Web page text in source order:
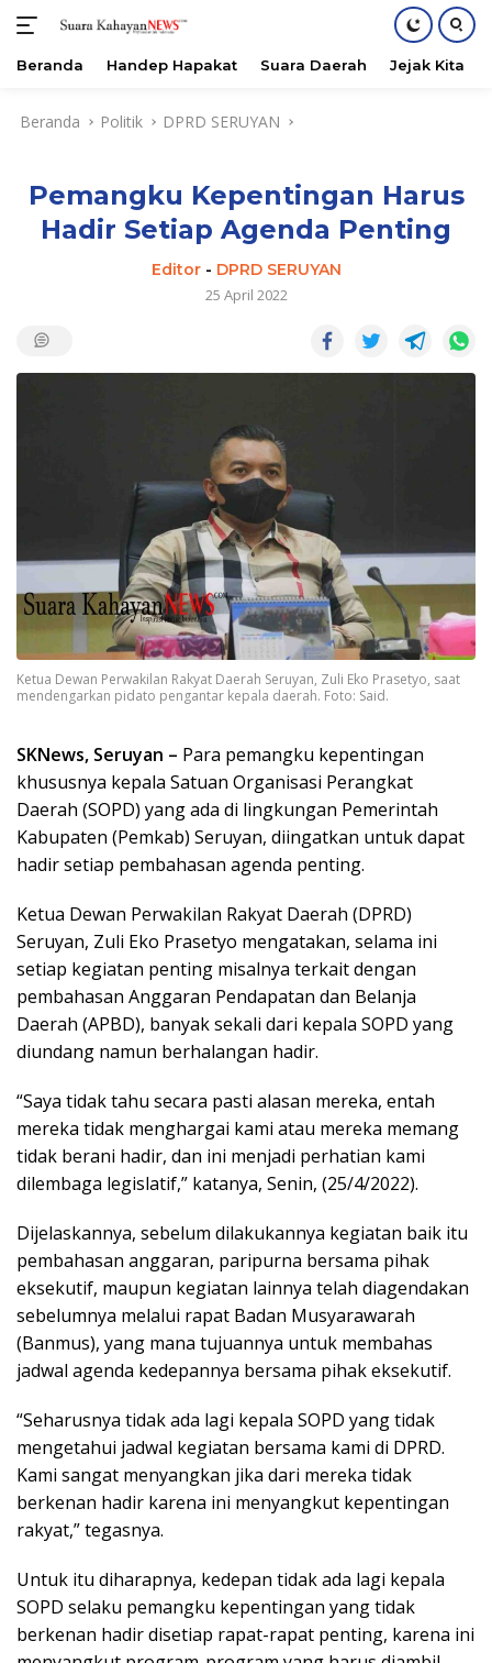
Beranda Handep Hapakat Suara Daerah Jejak Kita
Beranda Politik DPRD SERUYAN
Pemangku Kepentingan Harus
Hadir Setiap Agenda Penting
Editor- DPRD SERUYAN
25 April 2022
Ketua Dewan Perwakilan Rakyat Daerah Seruyan, Zuli Eko Prasetyo, saat
mendengarkan pidato pengantar kepala daerah. Foto: Said.
SKNews, Seruyan – Para pemangku kepentingan
khususnya kepala Satuan Organisasi Perangkat
Daerah (SOPD) yang ada di lingkungan Pemerintah
Kabupaten (Pemkab) Seruyan, diingatkan untuk dapat
hadir setiap pembahasan agenda penting.
Ketua Dewan Perwakilan Rakyat Daerah (DPRD)
Seruyan, Zuli Eko Prasetyo mengatakan, selama ini
setiap kegiatan penting misalnya terkait dengan
pembahasan Anggaran Pendapatan dan Belanja
Daerah (APBD), banyak sekali dari kepala SOPD yang
diundang namun berhalangan hadir.
“Saya tidak tahu secara pasti alasan mereka, entah
mereka tidak menghargai kami atau mereka memang
tidak berani hadir, dan ini menjadi perhatian kami
dilembaga legislatif,” katanya, Senin, (25/4/2022).
Dijelaskannya, sebelum dilakukannya kegiatan baik itu
pembahasan anggaran, paripurna bersama pihak
eksekutif, maupun kegiatan lainnya telah diagendakan
sebelumnya melalui rapat Badan Musyarawarah
(Banmus), yang mana tujuannya untuk membahas
jadwal agenda kedepannya bersama pihak eksekutif.
“Seharusnya tidak ada lagi kepala SOPD yang tidak
mengetahui jadwal kegiatan bersama kami di DPRD.
Kami sangat menyangkan jika dari mereka tidak
berkenan hadir karena ini menyangkut kepentingan
rakyat,” tegasnya.
Untuk itu diharapnya, kedepan tidak ada lagi kepala
SOPD selaku pemangku kepentingan yang tidak
berkenan hadir disetiap rapat-rapat penting, karena ini